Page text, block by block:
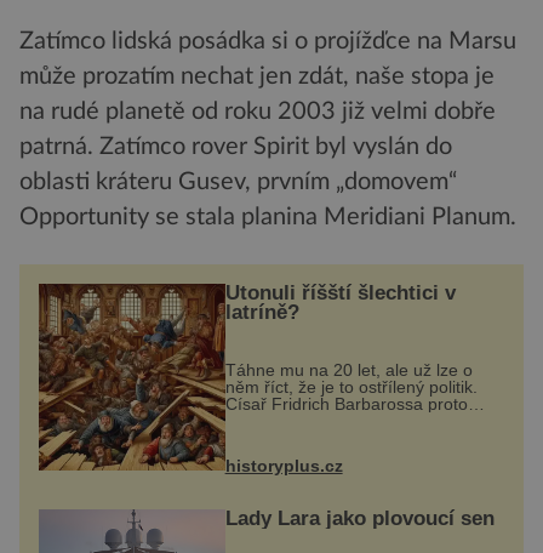
Zatímco lidská posádka si o projížďce na Marsu
může prozatím nechat jen zdát, naše stopa je
na rudé planetě od roku 2003 již velmi dobře
patrná. Zatímco rover Spirit byl vyslán do
oblasti kráteru Gusev, prvním „domovem“
Opportunity se stala planina Meridiani Planum.
Utonuli říšští šlechtici v
latríně?
Táhne mu na 20 let, ale už lze o
něm říct, že je to ostřílený politik.
Císař Fridrich Barbarossa proto
posílá svého syna a dědice
Jindřicha VI. do Erfurtu, aby se stal
prostředníkem při řešení sporu m...
historyplus.cz
Lady Lara jako plovoucí sen